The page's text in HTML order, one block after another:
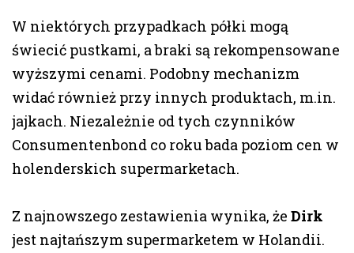
W niektórych przypadkach półki mogą
świecić pustkami, a braki są rekompensowane
wyższymi cenami. Podobny mechanizm
widać również przy innych produktach, m.in.
jajkach. Niezależnie od tych czynników
Consumentenbond co roku bada poziom cen w
holenderskich supermarketach.
Z najnowszego zestawienia wynika, że Dirk
jest najtańszym supermarketem w Holandii.